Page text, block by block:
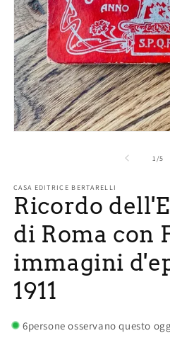
finestra
modale
1 /su
5
CASA EDITRICE BERTARELLI
Ricordo
di Roma con
immagini
1911
6persone osservano questo